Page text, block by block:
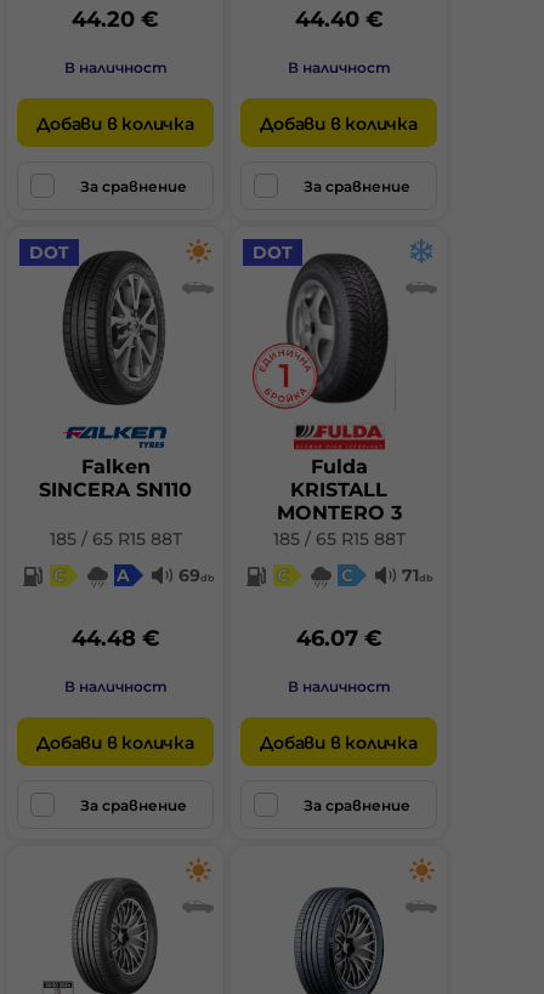
44.20 €
В наличност
Добави в количка
За сравнение
44.40 €
В наличност
Добави в количка
За сравнение
Falken
SINCERA SN110
185 / 65 R15 88T
C
A 69db
44.48 €
DOT
В наличност
Добави в количка
За сравнение
Fulda
KRISTALL
MONTERO 3
185 / 65 R15 88T
C
C 71db
46.07 €
DOT
В наличност
Добави в количка
За сравнение